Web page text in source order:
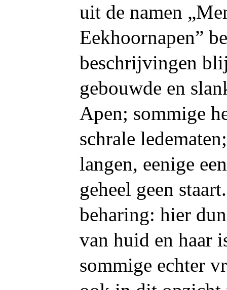
uit de namen
Eekhoornapen”
beschrijvingen
gebouwde en
Apen; sommige
schrale
langen, eenige
geheel geen
beharing: hier
van huid en haar
sommige echter